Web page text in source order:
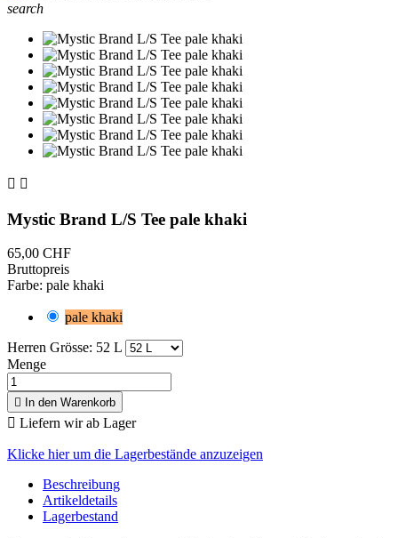
search
 
Mystic Brand L/S Tee pale khaki
65,00 CHF
Bruttopreis
Farbe: pale khaki
pale khaki
Herren Grösse: 52 L
Menge
 In den Warenkorb
 Liefern wir ab Lager
Klicke hier um die Lagerbestände anzuzeigen
Beschreibung
Artikeldetails
Lagerbestand